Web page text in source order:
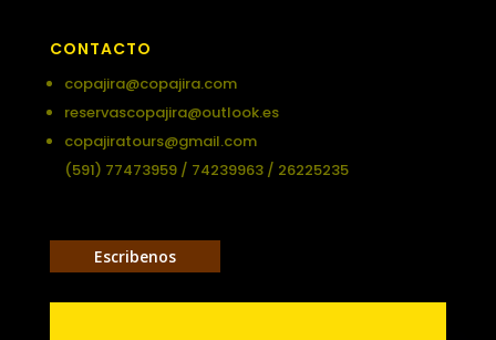
CONTACTO
copajira@copajira.com
reservascopajira@outlook.es
copajiratours@gmail.com
(591) 77473959 / 74239963 / 26225235
Escribenos